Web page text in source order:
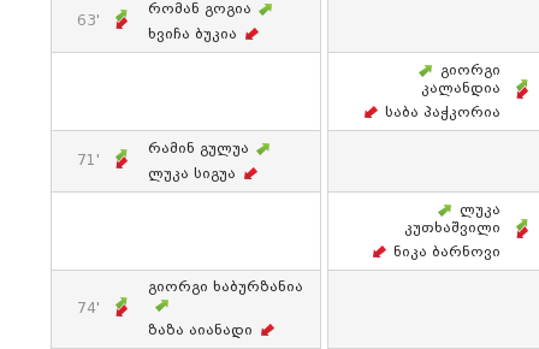
63'
Რომან Გოგია
Ხვიჩა Ბუკია
Გიორგი
Კალანდია
Საბა Პაჭკორია
71'
Რამინ Გულუა
Ლუკა Სიგუა
Ლუკა
Კუთხაშვილი
Ნიკა Ბარნოვი
74'
Გიორგი Ხაბურზანია
Ზაზა Აიანადი